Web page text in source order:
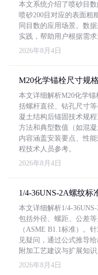
本文系统介绍了喷砂目
喷砂200目对应的表面粗
同目数的应用场景。数
实践，帮助用户根据需求
2026年8月4日
M20化学锚栓尺寸规
本文详细解析M20化学
括螺杆直径、钻孔尺寸
凝土结构后锚固技术规
方法和典型数值（如混凝
内容涵盖安装要点、性
程技术人员参考。
2026年8月4日
1/4-36UNS-2A螺纹标
本文详细解析1/4-
包括外径、螺距、公差
（ASME B1.1标准）。
见疑问，通过公式推导
附加工艺建议与扩展知识
2026年8月4日